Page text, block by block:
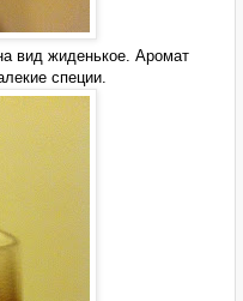
вид жиденькое. Аромат
специи.